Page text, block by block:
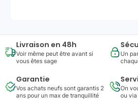
Livraison en 48h
Voir même peut être avant si
vous êtes sage
Un
Garantie
Vos achats neufs sont garantis 2
ans pour un max de tranquillité
On
ou